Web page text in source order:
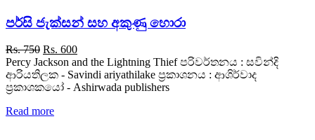
පර්සි ජැක්සන් සහ අකුණු හොරා
Rs.750 Original
price
was:
Rs. 750.
Rs. 600Current
price
is:
Rs. 600.
Percy Jackson and the Lightning Thief පරිවර්තනය : සවින්දි
ආරියතිලක - Savindi ariyathilake ප්‍රකාශනය : ආශිර්වාද
ප්‍රකාශකයෝ - Ashirwada publishers
Read more